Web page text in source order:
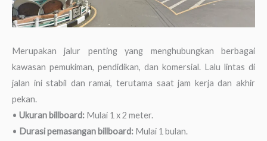
Merupakan jalur penting yang menghubungkan berbagai
kawasan pemukiman, pendidikan, dan komersial. Lalu lintas di
jalan ini stabil dan ramai, terutama saat jam kerja dan akhir
pekan.
• Ukuran billboard: Mulai 1 x 2 meter.
• Durasi pemasangan billboard: Mulai 1 bulan.